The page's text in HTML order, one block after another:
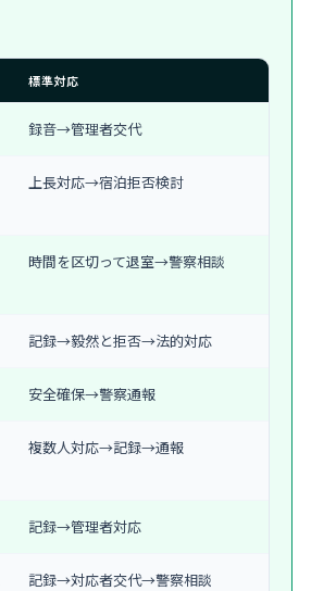
標準対応
録音→管理者交代
上長対応→宿泊拒否検討
時間を区切って退室→警察相談
記録→毅然と拒否→法的対応
安全確保→警察通報
複数人対応→記録→通報
記録→管理者対応
記録→対応者交代→警察相談